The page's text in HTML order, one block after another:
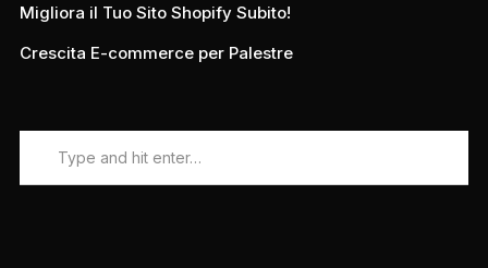
Migliora il Tuo Sito Shopify Subito!
Crescita E-commerce per Palestre